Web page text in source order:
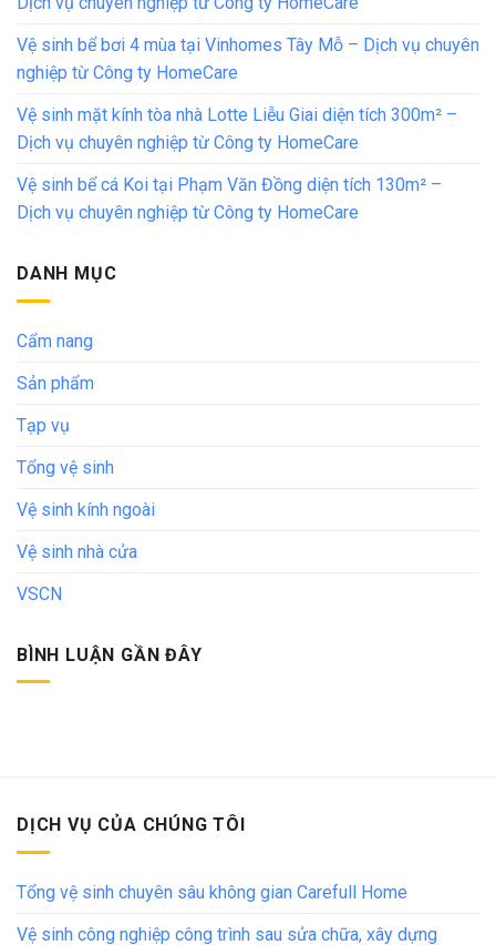
Vệ sinh bể bơi 4 mùa tại Vinhomes Tây Mỗ – Dịch vụ chuyên
nghiệp từ Công ty HomeCare
Vệ sinh mặt kính tòa nhà Lotte Liễu Giai diện tích 300m² –
Dịch vụ chuyên nghiệp từ Công ty HomeCare
Vệ sinh bể cá Koi tại Phạm Văn Đồng diện tích 130m² –
Dịch vụ chuyên nghiệp từ Công ty HomeCare
DANH MỤC
Cẩm nang
Sản phẩm
Tạp vụ
Tổng vệ sinh
Vệ sinh kính ngoài
Vệ sinh nhà cửa
VSCN
BÌNH LUẬN GẦN ĐÂY
DỊCH VỤ CỦA CHÚNG TÔI
Tổng vệ sinh chuyên sâu không gian Carefull Home
Vệ sinh công nghiệp công trình sau sửa chữa, xây dựng